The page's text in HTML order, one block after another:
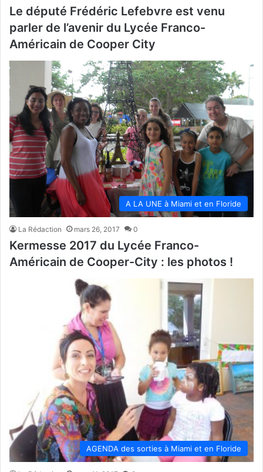
Le député Frédéric Lefebvre est venu
parler de l’avenir du Lycée Franco-
Américain de Cooper City
A LA UNE à Miami et en Floride
La Rédaction mars 26, 2017 0
Kermesse 2017 du Lycée Franco-
Américain de Cooper-City : les photos !
AGENDA des sorties à Miami et en Floride